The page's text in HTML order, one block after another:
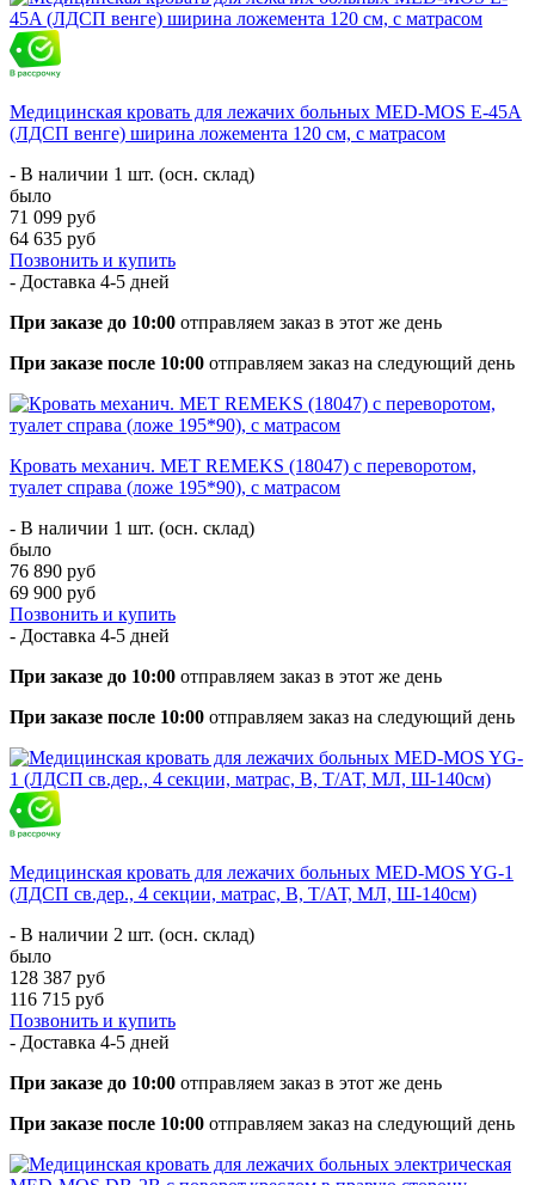
Медицинская кровать для лежачих больных MED-MOS E-45A
(ЛДСП венге) ширина ложемента 120 см, с матрасом
- В наличии 1 шт. (осн. склад)
было
71 099 руб
64 635 руб
Позвонить и купить
- Доставка 4-5 дней
При заказе до 10:00 отправляем заказ в этот же день
При заказе после 10:00 отправляем заказ на следующий день
Кровать механич. МЕТ REMEKS (18047) с переворотом,
туалет справа (ложе 195*90), с матрасом
- В наличии 1 шт. (осн. склад)
было
76 890 руб
69 900 руб
Позвонить и купить
- Доставка 4-5 дней
При заказе до 10:00 отправляем заказ в этот же день
При заказе после 10:00 отправляем заказ на следующий день
Медицинская кровать для лежачих больных MED-MOS YG-1
(ЛДСП св.дер., 4 секции, матрас, В, Т/АТ, МЛ, Ш-140см)
- В наличии 2 шт. (осн. склад)
было
128 387 руб
116 715 руб
Позвонить и купить
- Доставка 4-5 дней
При заказе до 10:00 отправляем заказ в этот же день
При заказе после 10:00 отправляем заказ на следующий день